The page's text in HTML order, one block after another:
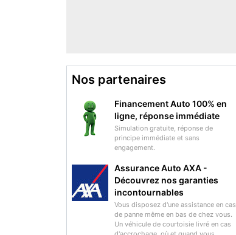
Nos partenaires
Financement Auto 100% en
ligne, réponse immédiate
Simulation gratuite, réponse de
principe immédiate et sans
engagement.
Assurance Auto AXA -
Découvrez nos garanties
incontournables
Vous disposez d'une assistance en cas
de panne même en bas de chez vous.
Un véhicule de courtoisie livré en cas